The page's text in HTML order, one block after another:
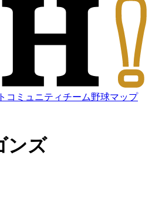
コミュニティチーム野球マップ
ンズ